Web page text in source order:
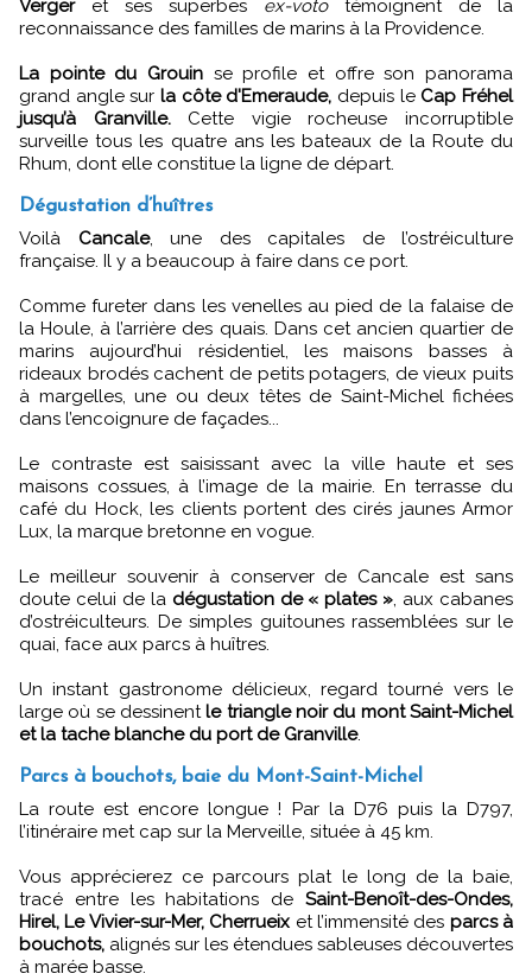
Vergeret ses superbes ex-vototémoignent de la
reconnaissance des familles de marins à la Providence.
La pointe du Grouin se profile et offre son panorama
grand angle sur la côte d'Emeraude, depuis le Cap Fréhel
jusqu’à Granville.Cette vigie rocheuse incorruptible
surveille tous les quatre ans les bateaux de la Route du
Rhum, dont elle constitue la ligne de départ.
Dégustation d’huîtres
Voilà Cancale, une des capitales de l’ostréiculture
française. Il y a beaucoup à faire dans ce port.
Comme fureter dans les venelles au pied de la falaise de
la Houle, à l’arrière des quais. Dans cet ancien quartier de
marins aujourd’hui résidentiel, les maisons basses à
rideaux brodés cachent de petits potagers, de vieux puits
à margelles, une ou deux têtes de Saint-Michel fichées
dans l’encoignure de façades...
Le contraste est saisissant avec la ville haute et ses
maisons cossues, à l’image de la mairie. En terrasse du
café du Hock, les clients portent des cirés jaunes Armor
Lux, la marque bretonne en vogue.
Le meilleur souvenir à conserver de Cancale est sans
doute celui de la dégustation de « plates », aux cabanes
d’ostréiculteurs. De simples guitounes rassemblées sur le
quai, face aux parcs à huîtres.
Un instant gastronome délicieux, regard tourné vers le
large où se dessinentle triangle noir du mont Saint-Michel
et la tache blanche du port de Granville.
Parcs à bouchots, baie du Mont-Saint-Michel
La route est encore longue ! Par la D76 puis la D797,
l’itinéraire met cap sur la Merveille, située à 45 km.
Vous apprécierez ce parcours plat le long de la baie,
tracé entre les habitations de Saint-Benoît-des-Ondes,
Hirel, Le Vivier-sur-Mer, Cherrueix et l’immensité des parcs à
bouchots, alignés sur les étendues sableuses découvertes
à marée basse.